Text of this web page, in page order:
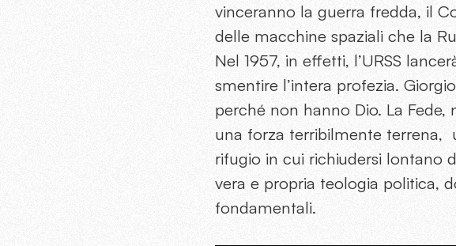
vinceranno la guerra fredda, il
delle macchine spaziali che la
Nel 1957, in effetti, l’URSS
smentire l’intera profezia.
perché non hanno Dio. La
una forza terribilmente terrena,
rifugio in cui richiudersi lontano
vera e propria teologia politica,
fondamentali.